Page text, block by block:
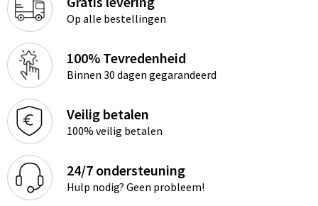
Op alle bestellingen
100% Tevredenheid
Binnen 30 dagen gegarandeerd
Veilig betalen
100% veilig betalen
24/7 ondersteuning
Hulp nodig? Geen probleem!